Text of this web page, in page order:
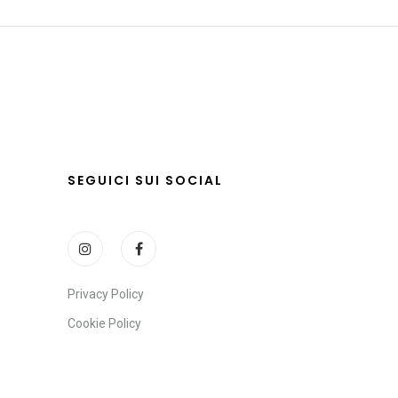
SEGUICI SUI SOCIAL
Privacy Policy
Cookie Policy